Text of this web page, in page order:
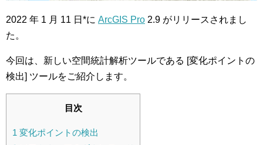
2022 年 1 月 11 日*に ArcGIS Pro 2.9 がリリースされまし
た。
今回は、新しい空間統計解析ツールである [変化ポイントの
検出] ツールをご紹介します。
目次
1 変化ポイントの検出